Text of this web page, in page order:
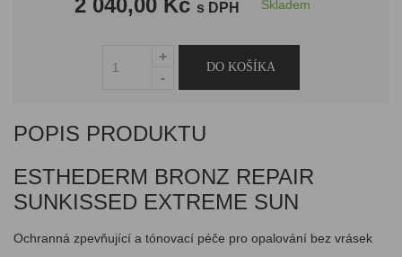
2 040,00 Kč s DPH Skladem
POPIS PRODUKTU
ESTHEDERM BRONZ REPAIR
SUNKISSED EXTREME SUN
Ochranná zpevňující a tónovací péče pro opalování bez vrásek